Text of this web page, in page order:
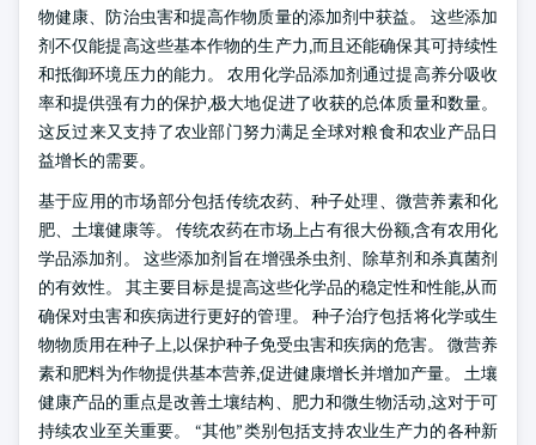
物健康、防治虫害和提高作物质量的添加剂中获益。 这些添加
剂不仅能提高这些基本作物的生产力,而且还能确保其可持续性
和抵御环境压力的能力。 农用化学品添加剂通过提高养分吸收
率和提供强有力的保护,极大地促进了收获的总体质量和数量。
这反过来又支持了农业部门努力满足全球对粮食和农业产品日
益增长的需要。
基于应用的市场部分包括传统农药、种子处理、微营养素和化
肥、土壤健康等。 传统农药在市场上占有很大份额,含有农用化
学品添加剂。 这些添加剂旨在增强杀虫剂、除草剂和杀真菌剂
的有效性。 其主要目标是提高这些化学品的稳定性和性能,从而
确保对虫害和疾病进行更好的管理。 种子治疗包括将化学或生
物物质用在种子上,以保护种子免受虫害和疾病的危害。 微营养
素和肥料为作物提供基本营养,促进健康增长并增加产量。 土壤
健康产品的重点是改善土壤结构、肥力和微生物活动,这对于可
持续农业至关重要。 “其他”类别包括支持农业生产力的各种新